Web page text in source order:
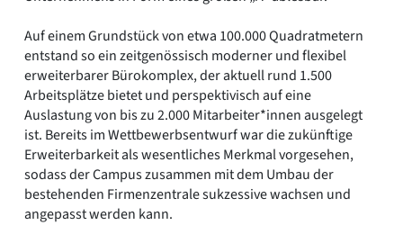
Auf einem Grundstück von etwa 100.000 Quadratmetern
entstand so ein zeitgenössisch moderner und flexibel
erweiterbarer Bürokomplex, der aktuell rund 1.500
Arbeitsplätze bietet und perspektivisch auf eine
Auslastung von bis zu 2.000 Mitarbeiter*innen ausgelegt
ist. Bereits im Wettbewerbsentwurf war die zukünftige
Erweiterbarkeit als wesentliches Merkmal vorgesehen,
sodass der Campus zusammen mit dem Umbau der
bestehenden Firmenzentrale sukzessive wachsen und
angepasst werden kann.